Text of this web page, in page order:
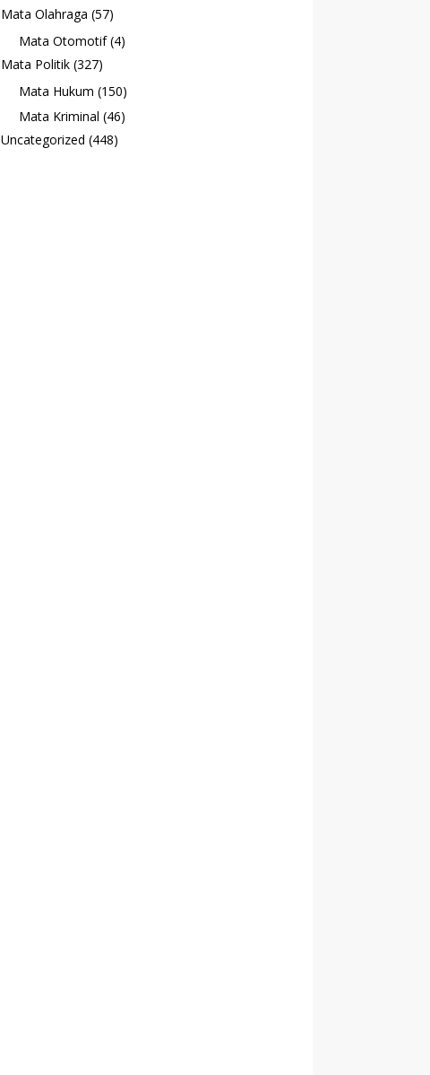
Mata Olahraga (57)
Mata Otomotif(4)
Mata Politik (327)
Mata Hukum (150)
Mata Kriminal (46)
Uncategorized (448)